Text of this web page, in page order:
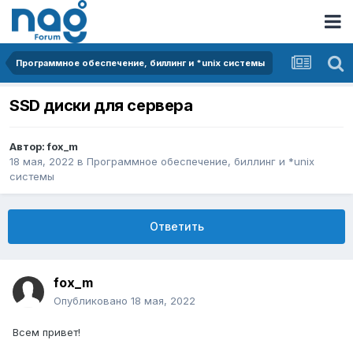
Программное обеспечение, биллинг и *unix системы
SSD диски для сервера
Автор:fox_m
18 мая, 2022 в Программное обеспечение, биллинг и *unix
системы
Ответить
fox_m
Опубликовано 18 мая, 2022
Всем привет!